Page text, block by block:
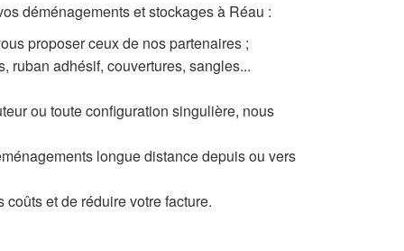
déménagements et stockages à Réau :
proposer ceux de nos partenaires ;
ruban adhésif, couvertures, sangles...
ou toute configuration singulière, nous
longue distance depuis ou vers
et de réduire votre facture.